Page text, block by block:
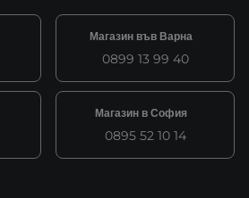
Магазин във Варна
0899 13 99 40
Магазин в София
0895 52 10 14